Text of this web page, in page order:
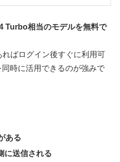
Turbo相当のモデルを無料で
ばログイン後すぐに利用可
時に活用できるのが強みで
ある
に送信される